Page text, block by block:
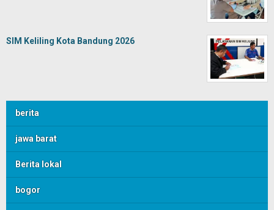
SIM Keliling Kota Bandung 2026
berita
jawa barat
Berita lokal
bogor